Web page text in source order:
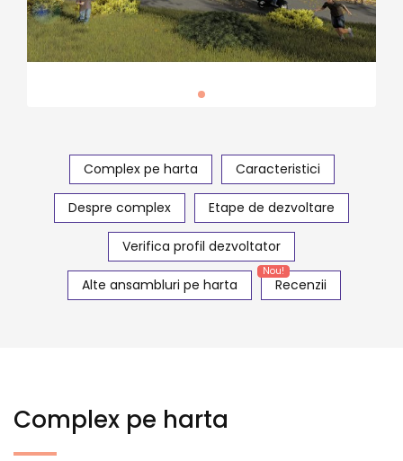
Complex pe harta Caracteristici
Despre complex Etape de dezvoltare
Verifica profil dezvoltator
Alte ansambluri pe harta Recenzii
Nou!
Complex pe harta